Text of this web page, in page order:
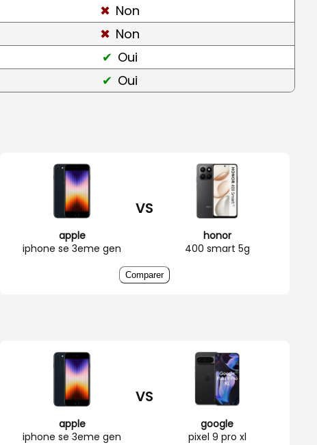
Non
Non
Oui
Oui
apple
iphone se 3eme gen
VS
honor
400 smart 5g
Comparer
apple
iphone se 3eme gen
VS
google
pixel 9 pro xl